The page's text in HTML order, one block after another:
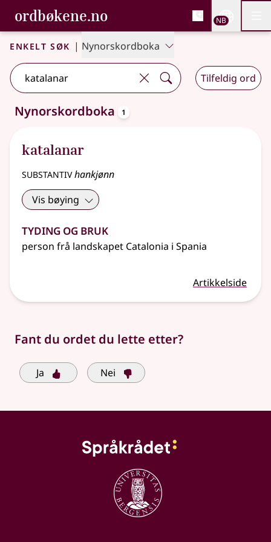
Gå til hovedinnhold
Tilgjengelighet
ordbøkene.no, Bokmålsordboka og
Bokmålsordboka og Nynorskordboka
NB
Enkelt søk | Nynorskordboka
Tilfeldig ord
Ett treff.Ytterligere søkeforslag tilgjengelige
Nynorskordboka 1
katalanar
substantivhankjønn
Vis bøying
Tyding og bruk
person frå landskapet Catalonia i Spania
Artikkelside
Fant du ordet du lette etter?
Ja Nei